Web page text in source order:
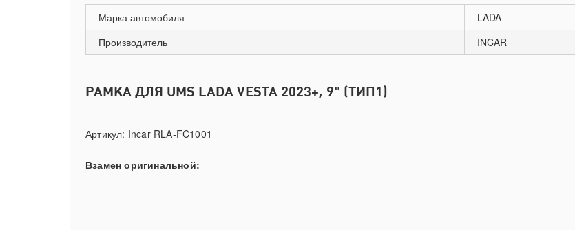
Марка автомобиля
LADA
Производитель
INCAR
РАМКА ДЛЯ UMS LADA VESTA 2023+, 9" (ТИП1)
Артикул: Incar RLA-FC1001
Взамен оригинальной: